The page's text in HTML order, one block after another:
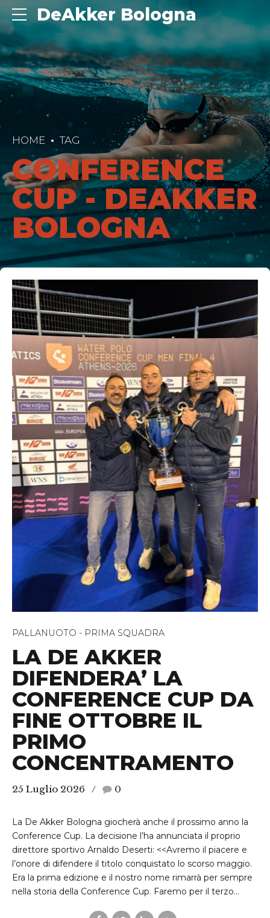
DeAkker Bologna
HOME TAG
CONFERENCE
CUP - DEAKKER
BOLOGNA
PALLANUOTO - PRIMA SQUADRA
LA DE AKKER
DIFENDERA’ LA
CONFERENCE CUP DA
FINE OTTOBRE IL
PRIMO
CONCENTRAMENTO
25 Luglio 2026 0
La De Akker Bologna giocherà anche il prossimo anno la
Conference Cup. La decisione l’ha annunciata il proprio
direttore sportivo Arnaldo Deserti: <<Avremo il piacere e
l’onore di difendere il titolo conquistato lo scorso maggio.
Era la prima edizione e il nostro nome rimarrà per sempre
nella storia della Conference Cup. Faremo per il terzo...